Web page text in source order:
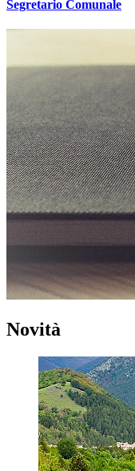
Segretario Comunale
Novità